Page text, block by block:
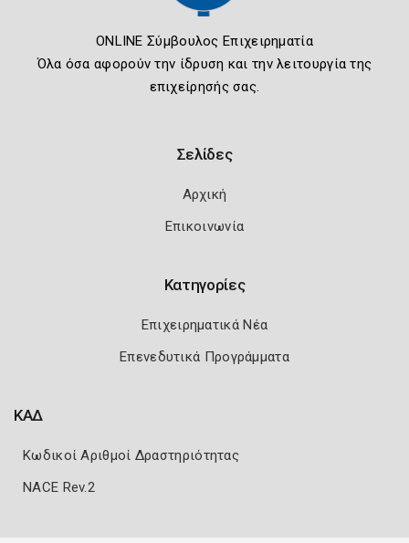
ONLINE Σύμβουλος Επιχειρηματία
Όλα όσα αφορούν την ίδρυση και την λειτουργία της
επιχείρησής σας.
Σελίδες
Αρχική
Επικοινωνία
Κατηγορίες
Επιχειρηματικά Νέα
Επενεδυτικά Προγράμματα
ΚΑΔ
Κωδικοί Αριθμοί Δραστηριότητας
NACE Rev.2